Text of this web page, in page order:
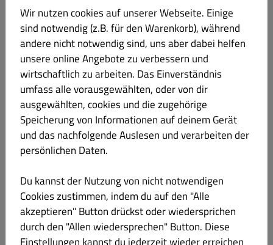
Restaurant geöffnet für
Gäste:
11:30 - 14:00 / 17:00 - 22:00
Online Bestellungen (Pick up):
11:30 - 14:00 / 17:30 - 21:00
Sie können Ihre Bestellung in unserem Restaurant
abholen!
Abholzeit wählen
Menü Öffnungszeiten Info Allergene
Allergene & Zusatzstoffe
Wir nutzen cookies auf unserer Webseite. Einige
sind notwendig (z.B. für den Warenkorb), während
andere nicht notwendig sind, uns aber dabei helfen
unsere online Angebote zu verbessern und
wirtschaftlich zu arbeiten. Das Einverständnis
umfass alle vorausgewählten, oder von dir
ausgewählten, cookies und die zugehörige
Speicherung von Informationen auf deinem Gerät
und das nachfolgende Auslesen und verarbeiten der
persönlichen Daten.
Du kannst der Nutzung von nicht notwendigen
Cookies zustimmen, indem du auf den "Alle
akzeptieren" Button drückst oder wiedersprichen
durch den "Allen wiedersprechen" Button. Diese